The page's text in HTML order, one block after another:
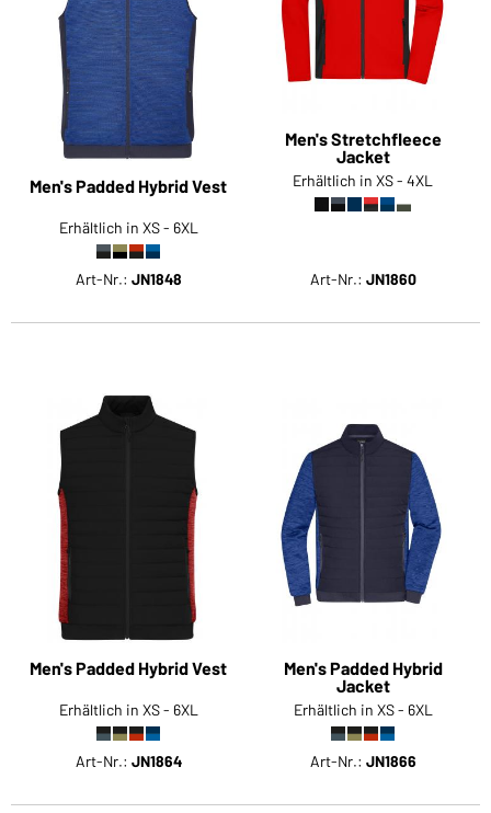
Men's Padded Hybrid Vest
Erhältlich in XS - 6XL
Art-Nr.: JN1848
Men's Stretchfleece
Jacket
Erhältlich in XS - 4XL
Art-Nr.: JN1860
Men's Padded Hybrid Vest
Erhältlich in XS - 6XL
Art-Nr.: JN1864
Men's Padded Hybrid
Jacket
Erhältlich in XS - 6XL
Art-Nr.: JN1866